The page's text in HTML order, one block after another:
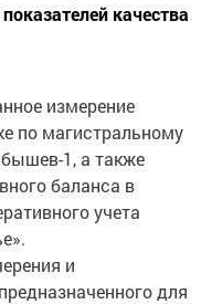
качества
измерение
по магистральному
1, а также
баланса в
учета
и
для